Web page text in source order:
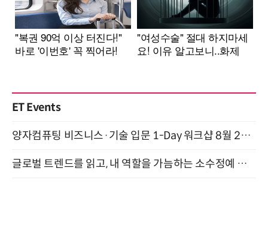
ET Events
양자컴퓨팅 비즈니스·기술 입문 1-Day 워크샵 8월 28일 개최
글로벌 트렌드를 읽고, 내 역할을 가늠하는 소수정예 실습 워크숍 (8/28)